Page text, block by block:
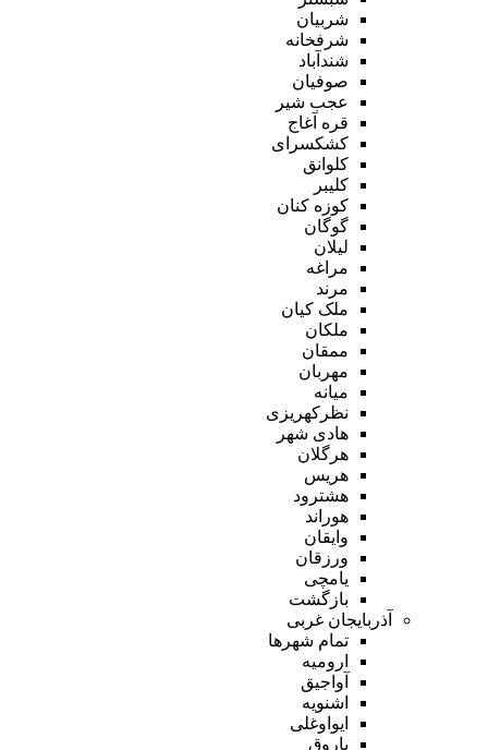
شربیان
شرفخانه
شندآباد
صوفیان
عجب شیر
قره آغاج
کشکسرای
کلوانق
کلیبر
کوزه کنان
گوگان
لیلان
مراغه
مرند
ملک کیان
ملکان
ممقان
مهربان
میانه
نظرکهریزی
هادی شهر
هرگلان
هریس
هشترود
هوراند
وایقان
ورزقان
یامچی
بازگشت
آذربایجان غربی
تمام شهر‌ها
ارومیه
آواجیق
اشنویه
ایواوغلی
باروق